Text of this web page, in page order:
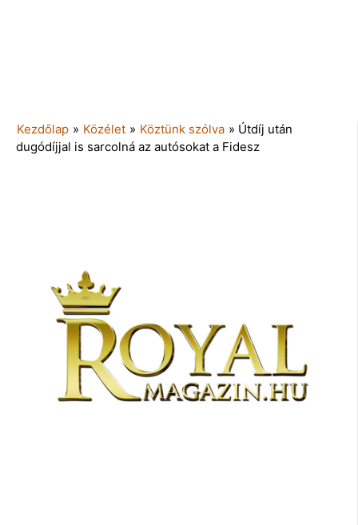
Kezdőlap » Közélet » Köztünk szólva » Útdíj után
dugódíjjal is sarcolná az autósokat a Fidesz